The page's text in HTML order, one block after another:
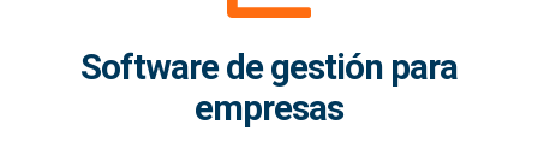
Software de gestión para
empresas